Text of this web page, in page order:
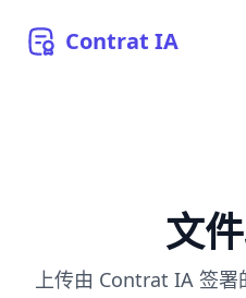
Contrat IA
文
上传由 Contrat IA 签署